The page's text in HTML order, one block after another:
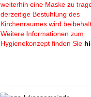
weiterhin eine Maske zu
derzeitige Bestuhlung des
Kirchenraumes wird
Weitere Informationen zum
Hygienekonzept finden Sie